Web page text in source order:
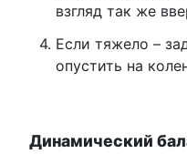
взгляд так же
Если тяжело –
опустить на
Динамический